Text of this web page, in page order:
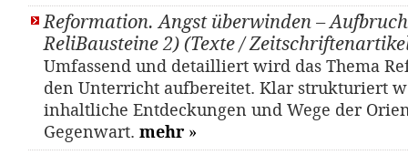
Reformation. Angst überwinden –
ReliBausteine 2) (Texte /
Umfassend und detailliert wird das Thema
den Unterricht aufbereitet. Klar strukturiert
inhaltliche Entdeckungen und Wege der
Gegenwart. mehr »